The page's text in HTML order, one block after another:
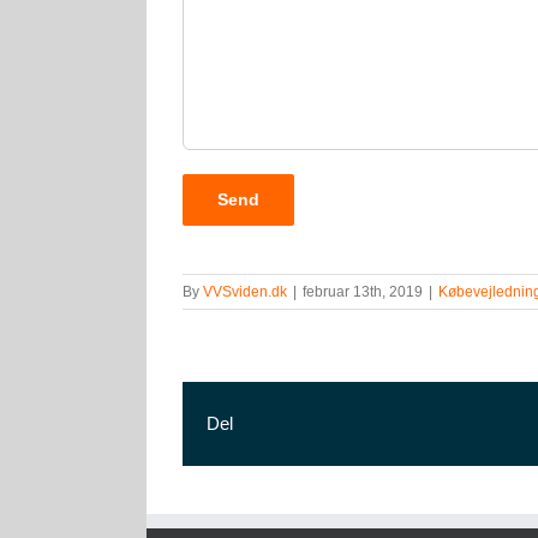
By VVSviden.dk februar 13th, 2019
Del